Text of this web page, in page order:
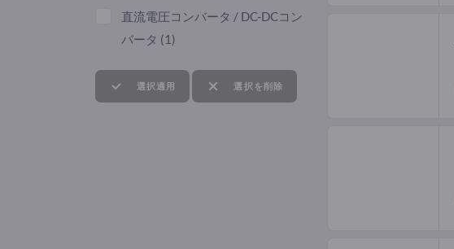
直流電圧コンバータ / DC-DCコン
バータ (1)
選択適用 選択を削除